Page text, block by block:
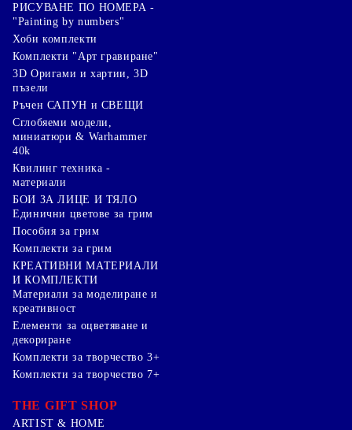
РИСУВАНЕ ПО НОМЕРА -
"Painting by numbers"
Хоби комплекти
Комплекти "Арт гравиране"
3D Оригами и хартии, 3D
пъзели
Ръчен САПУН и СВЕЩИ
Сглобяеми модели,
миниатюри & Warhammer
40k
Квилинг техника -
материали
БОИ ЗА ЛИЦЕ И ТЯЛО
Единични цветове за грим
Пособия за грим
Комплекти за грим
КРЕАТИВНИ МАТЕРИАЛИ
И КОМПЛЕКТИ
Mатериали за моделиране и
креативност
Елементи за оцветяване и
декориране
Комплекти за творчество 3+
Комплекти за творчество 7+
THE GIFT SHOP
ARTIST & HOME